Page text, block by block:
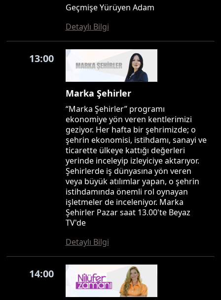
Geçmişe Yürüyen Adam
Detaylı Bilgi
13:00
Marka Şehirler
“Marka Şehirler” programı
ekonomiye yön veren kentlerimizi
geziyor. Her hafta bir şehrimizde; o
şehrin ekonomisi, istihdamı, sanayi ve
ticarette ülkeye kattığı değerleri
yerinde inceleyip izleyiciye aktarıyor.
Şehirlerde iş dünyasına yön veren
veya büyük atılımlar yapan, o şehrin
istihdamında önemli rol oynayan
işletmeler de inceleniyor. Marka
Şehirler Pazar saat 13.00'te Beyaz
TV'de
Detaylı Bilgi
14:00